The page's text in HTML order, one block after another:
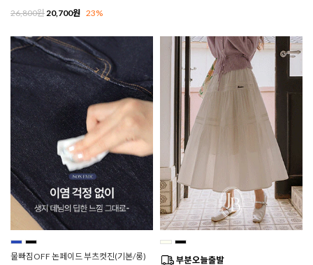
26,800원 20,700원 23%
물빠짐OFF 논페이드 부츠컷진(기본/롱)